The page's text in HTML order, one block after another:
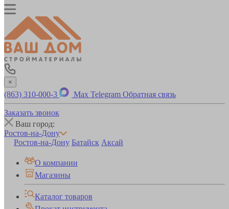
×
(863) 310-000-3 Max Telegram Обратная связь
Заказать звонок
Ваш город:
Ростов-на-Дону
Ростов-на-Дону Батайск Аксай
О компании
Магазины
Каталог товаров